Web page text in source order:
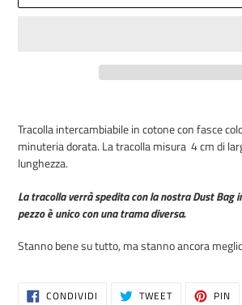
del
prodotto
nel
carrello
Tracolla intercambiabile in cotone con fasce
minuteria dorata. La tracolla misura 4 cm di
lunghezza.
La tracolla verrà spedita con la nostra Dust Bag
pezzo è unico con una trama diversa.
Stanno bene su tutto, ma stanno ancora
CONDIVIDI CONDIVIDITWEET TWITTA PIN